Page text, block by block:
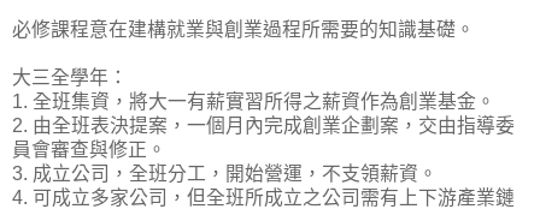
必修課程意在建構就業與創業過程所需要的知識基礎。
大三全學年：
1. 全班集資，將大一有薪實習所得之薪資作為創業基金。
2. 由全班表決提案，一個月內完成創業企劃案，交由指導委
員會審查與修正。
3. 成立公司，全班分工，開始營運，不支領薪資。
4. 可成立多家公司，但全班所成立之公司需有上下游產業鏈